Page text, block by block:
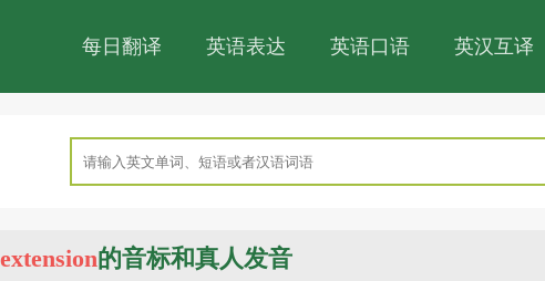
每日翻译 英语表达 英语口语 英汉互译
extension的音标和真人发音